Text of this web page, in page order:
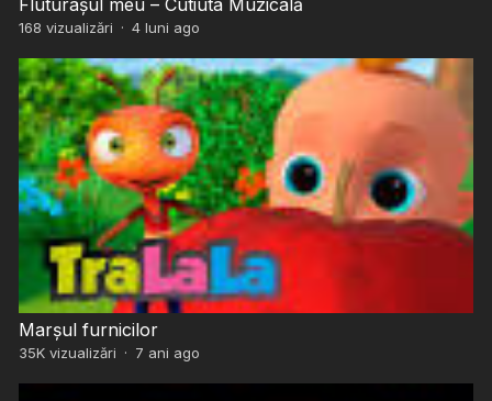
168 vizualizări · 4 luni ago
Marșul furnicilor
35Kvizualizări · 7 ani ago